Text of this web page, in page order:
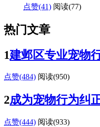
点赞(41) 阅读(77)
热门文章
1建邺区专业宠物
点赞(484) 阅读(950)
2成为宠物行为纠
点赞(444) 阅读(933)